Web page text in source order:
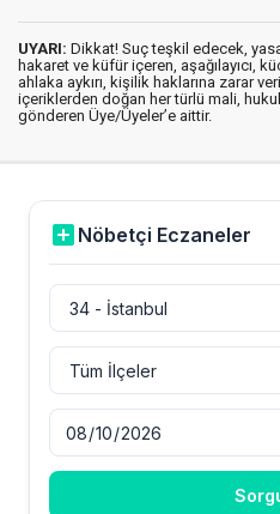
UYARI: Dikkat! Suç teşkil edecek,
hakaret ve küfür içeren, aşağılayıcı,
ahlaka aykırı, kişilik haklarına zarar
içeriklerden doğan her türlü mali,
gönderen Üye/Üyeler’e aittir.